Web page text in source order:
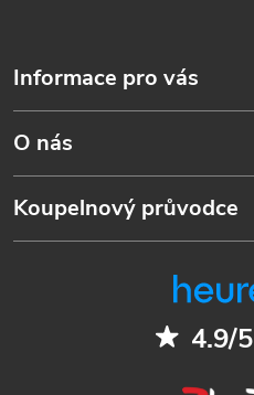
Informace pro vás
O nás
Koupelnový průvodce
4.9/5